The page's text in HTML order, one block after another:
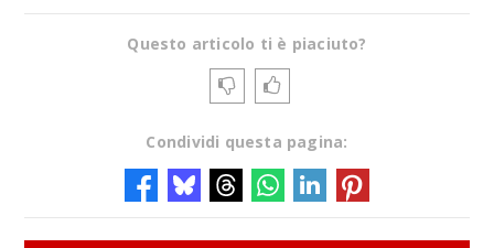
Questo articolo ti è piaciuto?
Condividi questa pagina: